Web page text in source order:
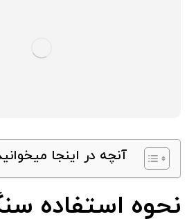
آنچه در اینجا
نحوه استفاده